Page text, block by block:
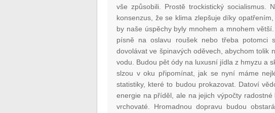
vše způsobili. Prostě trockistický socialismus.
konsenzus, že se klima zlepšuje díky
by naše úspěchy byly mnohem a mnohem
písně na oslavu roušek nebo třeba potomci
dovolávat ve špinavých oděvech, abychom tolik
vodu. Budou pět ódy na luxusní jídla z hmyzu a
slzou v oku připomínat, jak se nyní máme
statistiky, které to budou prokazovat. Datoví
energie na příděl, ale na jejich výpočty
vrchovaté. Hromadnou dopravu budou